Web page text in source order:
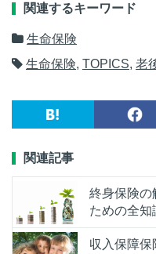
関連するキーワード
生命保険
生命保険, TOPICS, 老
関連記事
終身保険の
ための全知
収入保障保